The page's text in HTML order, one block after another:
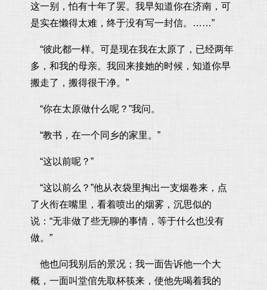
这一别，怕有十年了罢。我早知道你在济南，可
是实在懒得太难，终于没有写一封信。……”
“彼此都一样。可是现在我在太原了，已经两年
多，和我的母亲。我回来接她的时候，知道你早
搬走了，搬得很干净。”
“你在太原做什么呢？”我问。
“教书，在一个同乡的家里。”
“这以前呢？”
“这以前么？”他从衣袋里掏出一支烟卷来，点
了火衔在嘴里，看着喷出的烟雾，沉思似的
说：“无非做了些无聊的事情，等于什么也没有
做。”
他也问我别后的景况；我一面告诉他一个大
概，一面叫堂倌先取杯筷来，使他先喝着我的